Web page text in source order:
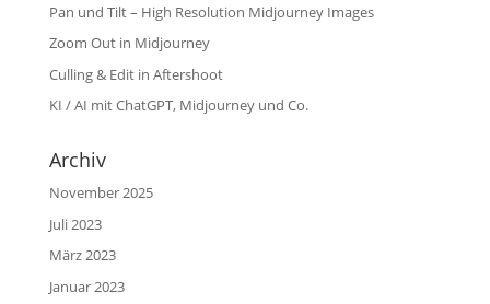
Pan und Tilt – High Resolution Midjourney Images
Zoom Out in Midjourney
Culling & Edit in Aftershoot
KI / AI mit ChatGPT, Midjourney und Co.
Archiv
November 2025
Juli 2023
März 2023
Januar 2023